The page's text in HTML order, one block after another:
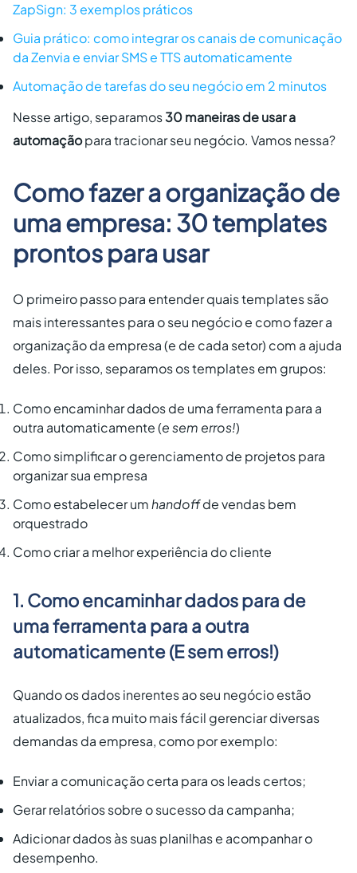
ZapSign: 3 exemplos práticos
Guia prático: como integrar os canais de comunicação
da Zenvia e enviar SMS e TTS automaticamente
Automação de tarefas do seu negócio em 2 minutos
Nesse artigo, separamos30 maneiras de usar a
automaçãopara tracionar seu negócio. Vamos nessa?
Como fazer a organização de
uma empresa: 30templates
prontos para usar
O primeiro passo para entender quais templates são
mais interessantes para o seu negócio e como fazer a
organização da empresa (e de cada setor) com a ajuda
deles. Por isso, separamos os templates em grupos:
Como encaminhar dados de uma ferramenta para a
outra automaticamente (e sem erros!)
Como simplificar o gerenciamento de projetos para
organizar sua empresa
Como estabelecer umhandoffde vendas bem
orquestrado
Como criar a melhor experiência do cliente
1. Como encaminhar dados para de
uma ferramenta para a outra
automaticamente (E sem erros!)
Quando os dados inerentes ao seu negócio estão
atualizados, fica muito mais fácil gerenciar diversas
demandas da empresa, como por exemplo:
Enviar a comunicação certa para os leads certos;
Gerar relatórios sobre o sucesso da campanha;
Adicionar dados às suas planilhas e acompanhar o
desempenho.